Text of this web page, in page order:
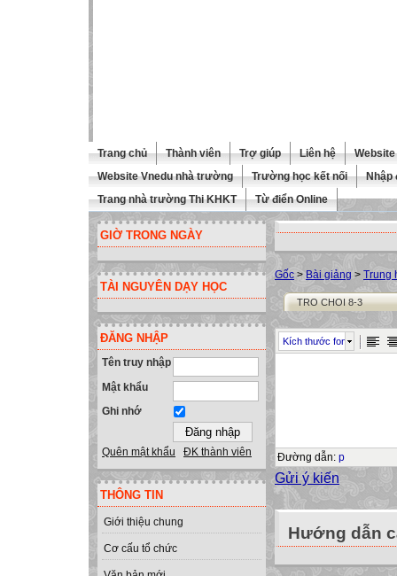
Trang chủ Thành viên Trợ giúp Liên hệ
Website Vnedu nhà trường
Trường học kết nối
Nhập
Trang nhà trường Thi KHKT
Từ điển Online
GIỜ TRONG NGÀY
TÀI NGUYÊN DẠY HỌC
ĐĂNG NHẬP
Tên truy nhập
Mật khẩu
Ghi nhớ
Quên mật khẩu ĐK thành viên
THÔNG TIN
Giới thiệu chung
Cơ cấu tổ chức
Gốc > Bài giảng > Trung
TRO CHOI 8-3
Kích thước font
Đường dẫn: p
Gửi ý kiến
Hướng dẫn